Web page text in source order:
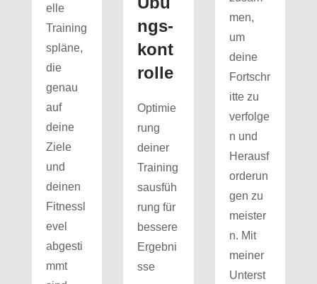
elle
Training
spläne,
die
genau
auf
deine
Ziele
und
deinen
Fitnessl
evel
abgesti
mmt
ngs­
kont
rolle
Optimie
rung
deiner
Training
sausfüh
rung für
bessere
Ergebni
sse
men,
um
deine
Fortschr
itte zu
verfolge
n und
Herausf
orderun
gen zu
meister
n. Mit
meiner
Unterst